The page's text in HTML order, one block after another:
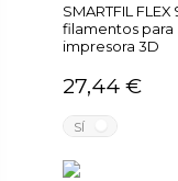
SMARTFIL FLEX
filamentos para
impresora 3D
27,44 €
SÍ